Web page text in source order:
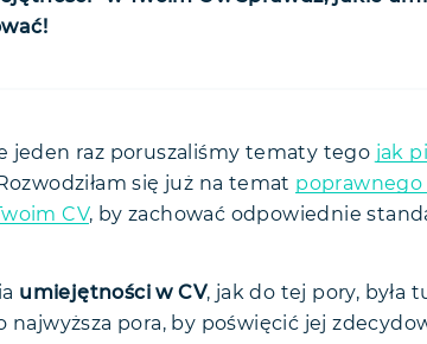
w CV?
pisać o umiejętnościach w CV?
w CV?
umiejętności
krótkie nogi!
umiejętności w CV
jeden raz poruszaliśmy tematy tego jak
się już na temat poprawnego
CV, by zachować odpowiednie
umiejętności w CV, jak do tej pory, była
najwyższa pora, by poświęcić jej